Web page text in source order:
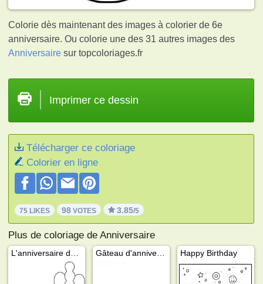
Colorie dès maintenant des images à colorier de 6e
anniversaire. Ou colorie une des 31 autres images des
Anniversaire sur topcoloriages.fr
Imprimer ce dessin
Télécharger ce coloriage
Colorier en ligne
75 LIKES 98 VOTES 3.85/5
Plus de coloriage de Anniversaire
Happy Birthday